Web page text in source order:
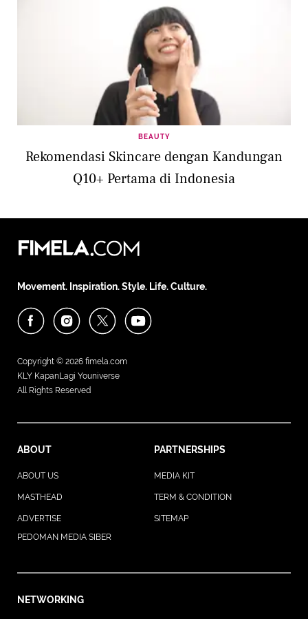
BEAUTY
Rekomendasi Skincare dengan Kandungan
Q10+ Pertama di Indonesia
Movement. Inspiration. Style. Life. Culture.
Copyright © 2026 fimela.com
KLY KapanLagi Youniverse
All Rights Reserved
ABOUT PARTNERSHIPS
ABOUT US MEDIA KIT
MASTHEAD TERM & CONDITION
ADVERTISE
SITEMAP
PEDOMAN MEDIA SIBER
NETWORKING